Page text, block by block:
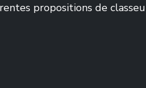
propositions de